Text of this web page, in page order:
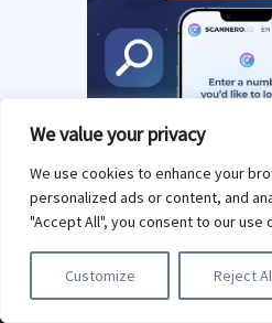
We value your privacy
We use cookies to enhance your
personalized ads or content, and
"Accept All", you consent to our use
Customize Reject
Tilmeld dig